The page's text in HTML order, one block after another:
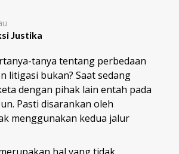
Justika
tanya tentang perbedaan
litigasi bukan? Saat sedang
dengan pihak lain entah pada
Pasti disarankan oleh
menggunakan kedua jalur